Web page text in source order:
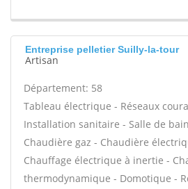
Entreprise pelletier Suilly-la-tour
Artisan
Département: 58
Tableau électrique - Réseaux
Installation sanitaire - Salle de
Chaudière gaz - Chaudière
Chauffage électrique à inertie -
thermodynamique - Domotique -